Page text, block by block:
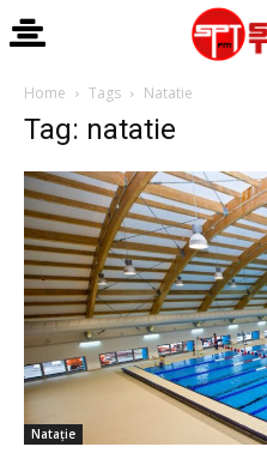
Home Tags Natatie
Tag: natatie
Natație